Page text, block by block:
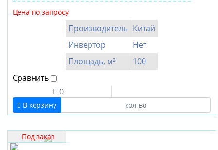
Цена по запросу
Производитель Китай
Инвертор
Нет
Площадь, м²
100
Сравнить
0
В корзину
Под заказ